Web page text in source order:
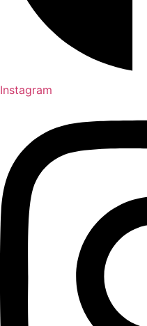
Instagram